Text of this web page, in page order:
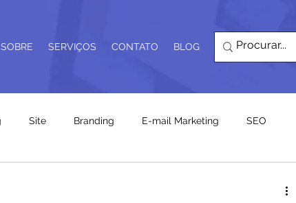
SOBRE SERVIÇOS CONTATO BLOG
Site Branding E-mail Marketing SEO